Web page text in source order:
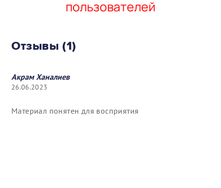
пользователей
Отзывы (1)
Акрам Ханалиев
26.06.2023
Материал понятен для восприятия